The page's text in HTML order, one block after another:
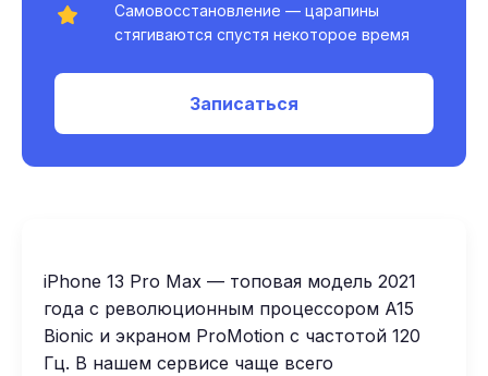
Самовосстановление — царапины
стягиваются спустя некоторое время
Записаться
iPhone 13 Pro Max — топовая модель 2021
года с революционным процессором A15
Bionic и экраном ProMotion с частотой 120
Гц. В нашем сервисе чаще всего